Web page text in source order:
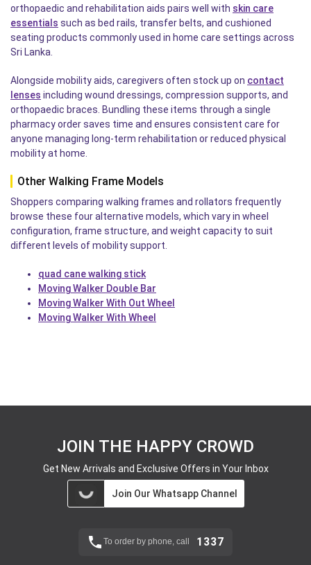
orthopaedic and rehabilitation aids pairs well with skin care
essentials such as bed rails, transfer belts, and cushioned
seating products commonly used in home care settings across
Sri Lanka.
Alongside mobility aids, caregivers often stock up on contact
lenses including wound dressings, compression supports, and
orthopaedic braces. Bundling these items through a single
pharmacy order saves time and ensures consistent care for
anyone managing long-term rehabilitation or reduced physical
mobility at home.
Other Walking Frame Models
Shoppers comparing walking frames and rollators frequently
browse these four alternative models, which vary in wheel
configuration, frame structure, and weight capacity to suit
different levels of mobility support.
quad cane walking stick
Moving Walker Double Bar
Moving Walker With Out Wheel
Moving Walker With Wheel
JOIN THE HAPPY CROWD
Get New Arrivals and Exclusive Offers in Your Inbox
Join Our Whatsapp Channel
To order by phone, call 1337